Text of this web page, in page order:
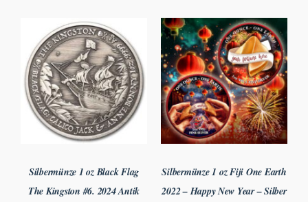
Silbermünze 1 oz Black Flag
The Kingston #6. 2024 Antik
Silbermünze 1 oz Fiji One Earth
2022 – Happy New Year – Silber